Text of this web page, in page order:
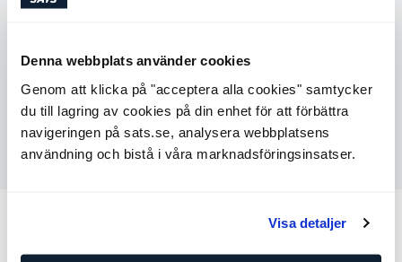
Denna webbplats använder cookies
Genom att klicka på "acceptera alla cookies" samtycker
du till lagring av cookies på din enhet för att förbättra
navigeringen på sats.se, analysera webbplatsens
användning och bistå i våra marknadsföringsinsatser.
Visa detaljer
Skicka ett meddelande